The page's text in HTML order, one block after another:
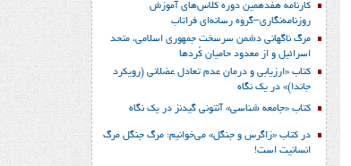
کارنامه هفدهمین دوره کلاس‌های آموزش
روزنامه‌نگاری–گروه رسانه‌ای فراتاب
مرگ ناگهانی دشمن سرسخت جمهوری اسلامی، متحد
اسرائیل و از معدود حامیان کُردها
کتاب «ارزیابی و درمان عدم تعادل عضلانی (رویکرد
جاندا)» در یک نگاه
کتاب «جامعه شناسی» آنتونی گیدنز در یک نگاه
در کتاب «زاگرس و جنگل» می‌خوانیم: مرگ جنگل مرگ
انسانیت است!